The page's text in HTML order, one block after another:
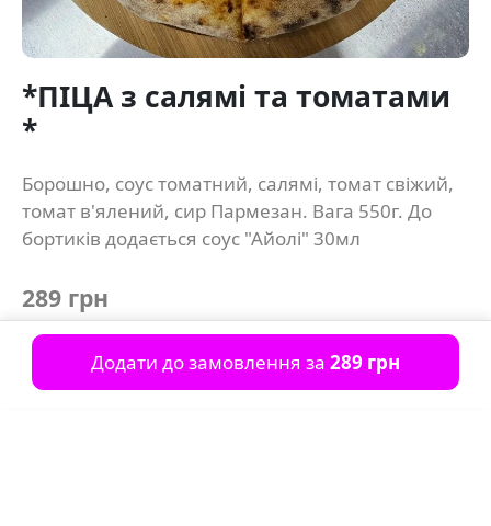
*ПІЦА з салямі та томатами
*
Борошно, соус томатний, салямі, томат свіжий,
томат в'ялений, сир Пармезан. Вага 550г. До
бортиків додається соус "Айолі" 30мл
289 грн
Додати до замовлення за 289 грн